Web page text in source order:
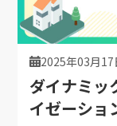
2025年03月17
ダイナミッ
イゼーショ